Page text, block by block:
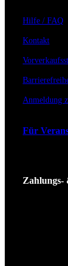
Hilfe / FAQ
Kontakt
Anmeldung
Für
Zahlungs-